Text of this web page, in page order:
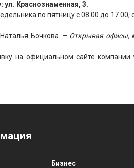
Краснознаменная, 3.
по пятницу с 08.00 до 17.00,
Бочкова. – Открывая офисы,
на официальном сайте компании
Бизнес